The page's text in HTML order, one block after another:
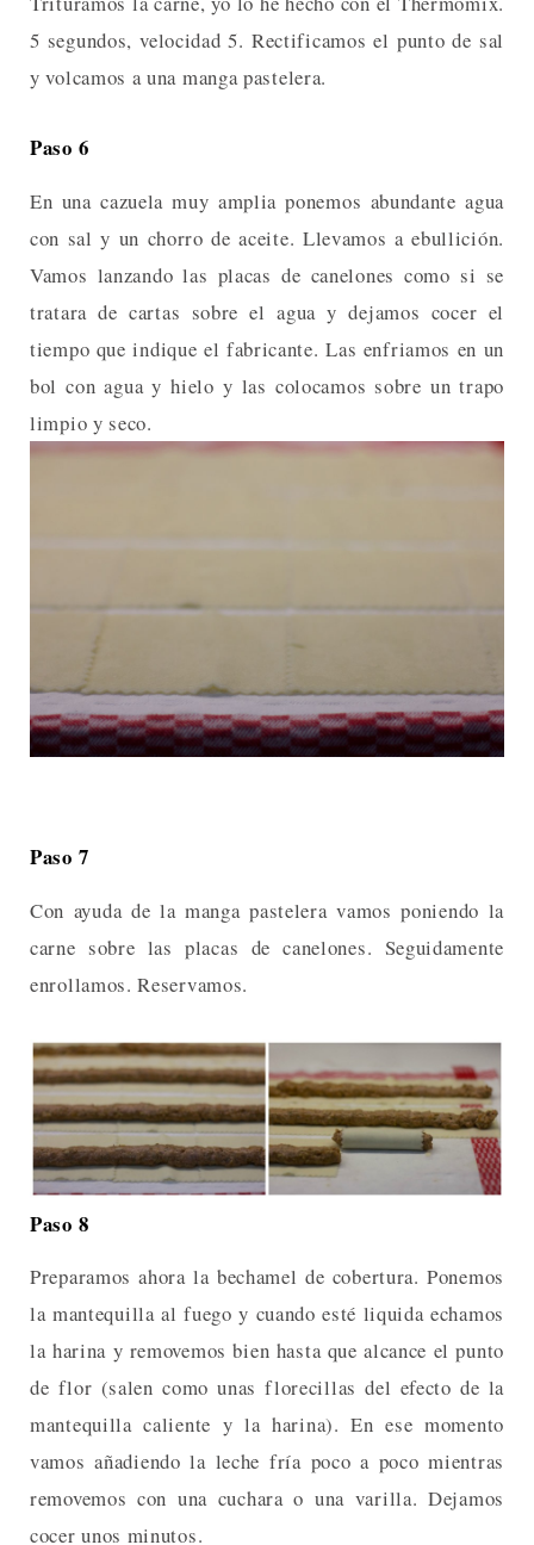
5 segundos, velocidad 5. Rectificamos el punto de sal
y volcamos a una manga pastelera.
Paso 6
En una cazuela muy amplia ponemos abundante agua
con sal y un chorro de aceite. Llevamos a ebullición.
Vamos lanzando las placas de canelones como si se
tratara de cartas sobre el agua y dejamos cocer el
tiempo que indique el fabricante. Las enfriamos en un
bol con agua y hielo y las colocamos sobre un trapo
limpio y seco.
Paso 7
Con ayuda de la manga pastelera vamos poniendo la
carne sobre las placas de canelones. Seguidamente
enrollamos. Reservamos.
Paso 8
Preparamos ahora la bechamel de cobertura. Ponemos
la mantequilla al fuego y cuando esté liquida echamos
la harina y removemos bien hasta que alcance el punto
de flor (salen como unas florecillas del efecto de la
mantequilla caliente y la harina). En ese momento
vamos añadiendo la leche fría poco a poco mientras
removemos con una cuchara o una varilla. Dejamos
cocer unos minutos.